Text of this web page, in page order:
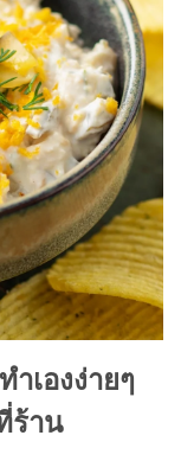
เองง่ายๆ
ร้าน